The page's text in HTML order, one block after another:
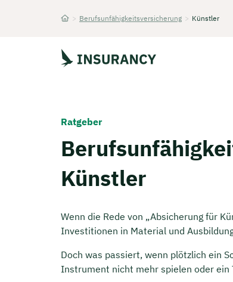
> Berufsunfähigkeitsversicherung > Künstler
Ratgeber
Künstler
Wenn die Rede von „Absicherung für
Investitionen in Material und
Doch was passiert, wenn plötzlich ein
Instrument nicht mehr spielen oder